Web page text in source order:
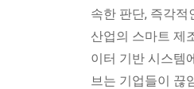
속한 판단, 즉각
산업의 스마트 제
이터 기반 시스템
브는 기업들이 끊